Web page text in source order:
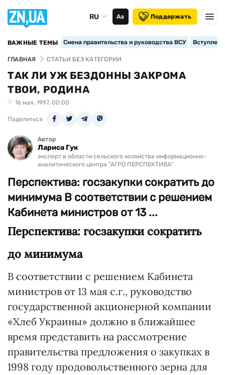
RU Аа Поддержать
ВАЖНЫЕ ТЕМЫ Смена правительства и руководства ВСУ
ГЛАВНАЯ СТАТЬИ БЕЗ КАТЕГОРИИ
ТАК ЛИ УЖ БЕЗДОННЫ ЗАКРОМА
ТВОИ, РОДИНА
16 мая, 1997, 00:00
Поделиться
Автор
Лариса Гук
эксперт в области сельского хозяйства информационно-
аналитического центра "АГРО ПЕРСПЕКТИВА"
Перспектива: госзакупки сократить до
минимума В соответствии с решением
Кабинета министров от 13 ...
Перспектива: госзакупки сократить
до минимума
В соответствии с решением Кабинета
министров от 13 мая с.г., руководство
государственной акционерной компании
«Хлеб Украины» должно в ближайшее
время представить на рассмотрение
правительства предложения о закупках в
1998 году продовольственного зерна для